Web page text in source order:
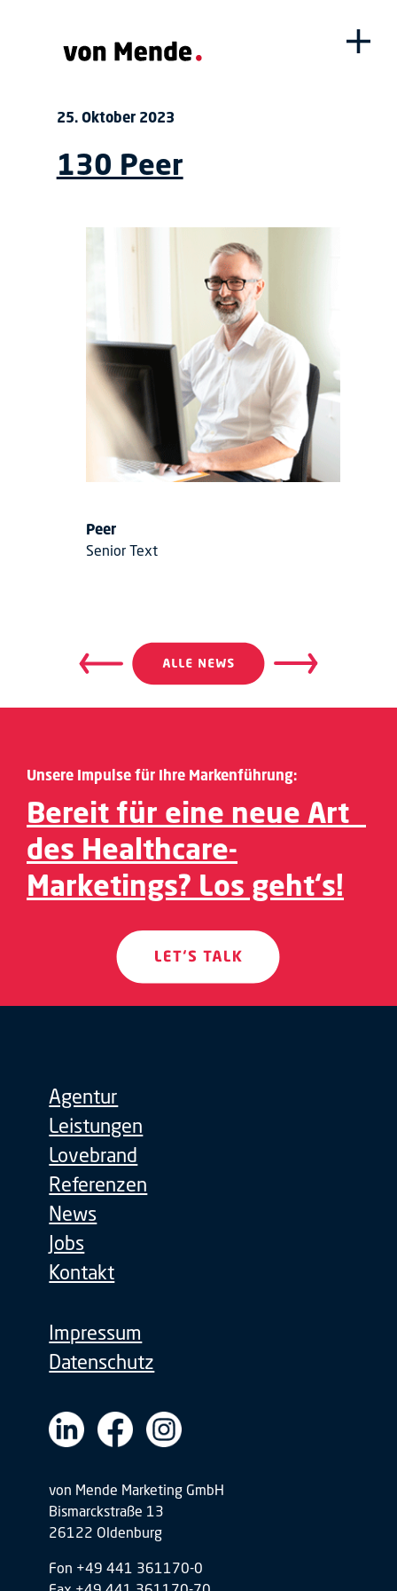
25. Oktober 2023
130 Peer
Peer
Senior Text
Beitragsnavigation
Unsere Impulse für Ihre Markenführung:
Bereit für eine neue Art
des Healthcare-
Marketings? Los geht‘s!
von Mende Marketing GmbH
Bismarckstraße 13
26122 Oldenburg
Fon +49 441 361170-0
Agentur
Leistungen
Lovebrand
Referenzen
News
Jobs
Kontakt
Impressum
Datenschutz